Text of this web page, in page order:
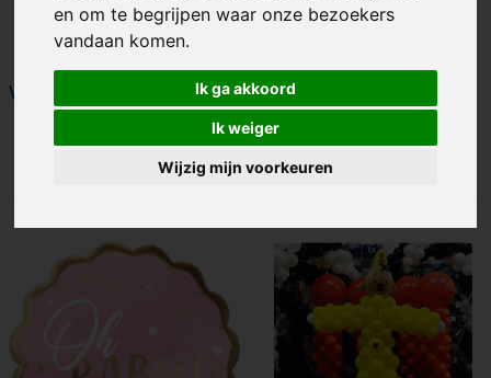
en om te begrijpen waar onze bezoekers
vandaan komen.
Ik ga akkoord
Ik weiger
Wijzig mijn voorkeuren
BEKIJKEN
HUWELIJK